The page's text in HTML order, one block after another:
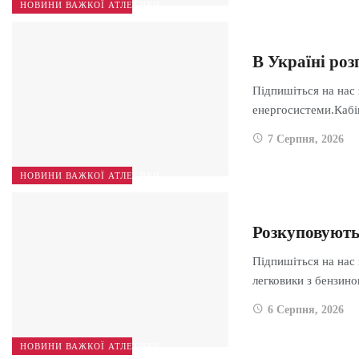
НОВИНИ ВАЖКОЇ АТЛЕТИКИ
НОВИНИ ВАЖКОЇ АТЛЕТИКИ
В Україні
Підпишіться на нас
7 Серпня, 2026
НОВИНИ ВАЖКОЇ АТЛЕТИКИ
Підпишіться на
легковики з
6 Серпня, 2026